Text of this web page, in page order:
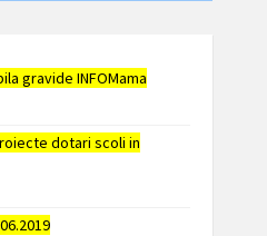
gravide INFOMama
dotari scoli in